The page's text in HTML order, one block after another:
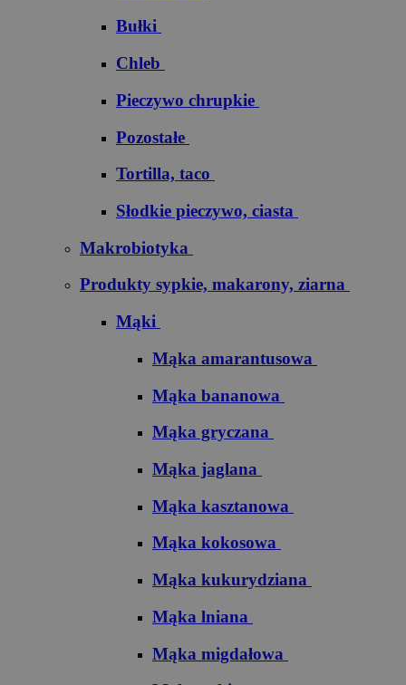
Bułki
Chleb
Pieczywo chrupkie
Pozostałe
Tortilla, taco
Słodkie pieczywo, ciasta
Makrobiotyka
Produkty sypkie, makarony, ziarna
Mąki
Mąka amarantusowa
Mąka bananowa
Mąka gryczana
Mąka jaglana
Mąka kasztanowa
Mąka kokosowa
Mąka kukurydziana
Mąka lniana
Mąka migdałowa